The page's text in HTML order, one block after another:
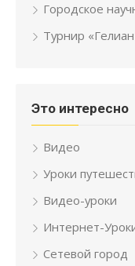
Городское
Турнир
Это интересно
Видео
Уроки
Видео-уроки
Интернет-
Сетевой город